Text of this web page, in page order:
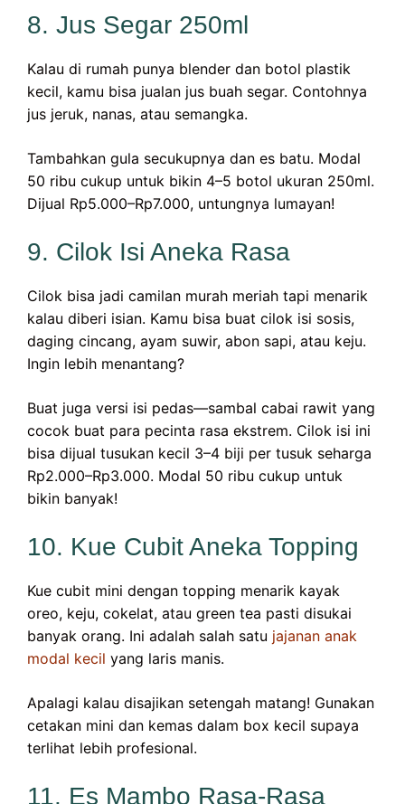
8. Jus Segar 250ml
Kalau di rumah punya blender dan botol plastik
kecil, kamu bisa jualan jus buah segar. Contohnya
jus jeruk, nanas, atau semangka.
Tambahkan gula secukupnya dan es batu. Modal
50 ribu cukup untuk bikin 4–5 botol ukuran 250ml.
Dijual Rp5.000–Rp7.000, untungnya lumayan!
9. Cilok Isi Aneka Rasa
Cilok bisa jadi camilan murah meriah tapi menarik
kalau diberi isian. Kamu bisa buat cilok isi sosis,
daging cincang, ayam suwir, abon sapi, atau keju.
Ingin lebih menantang?
Buat juga versi isi pedas—sambal cabai rawit yang
cocok buat para pecinta rasa ekstrem. Cilok isi ini
bisa dijual tusukan kecil 3–4 biji per tusuk seharga
Rp2.000–Rp3.000. Modal 50 ribu cukup untuk
bikin banyak!
10. Kue Cubit Aneka Topping
Kue cubit mini dengan topping menarik kayak
oreo, keju, cokelat, atau green tea pasti disukai
banyak orang. Ini adalah salah satu jajanan anak
modal kecil yang laris manis.
Apalagi kalau disajikan setengah matang! Gunakan
cetakan mini dan kemas dalam box kecil supaya
terlihat lebih profesional.
11. Es Mambo Rasa-Rasa